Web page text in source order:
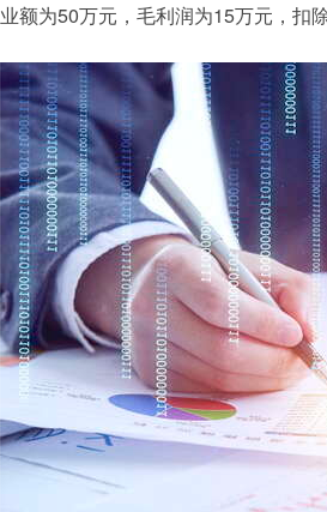
业额为50万元，毛利润为15万元，扣